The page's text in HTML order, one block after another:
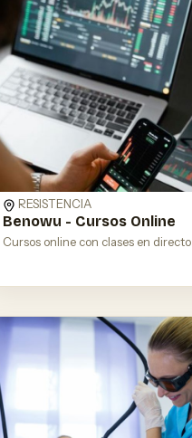
RESISTENCIA
Benowu - Cursos Online
Cursos online con clases en directo